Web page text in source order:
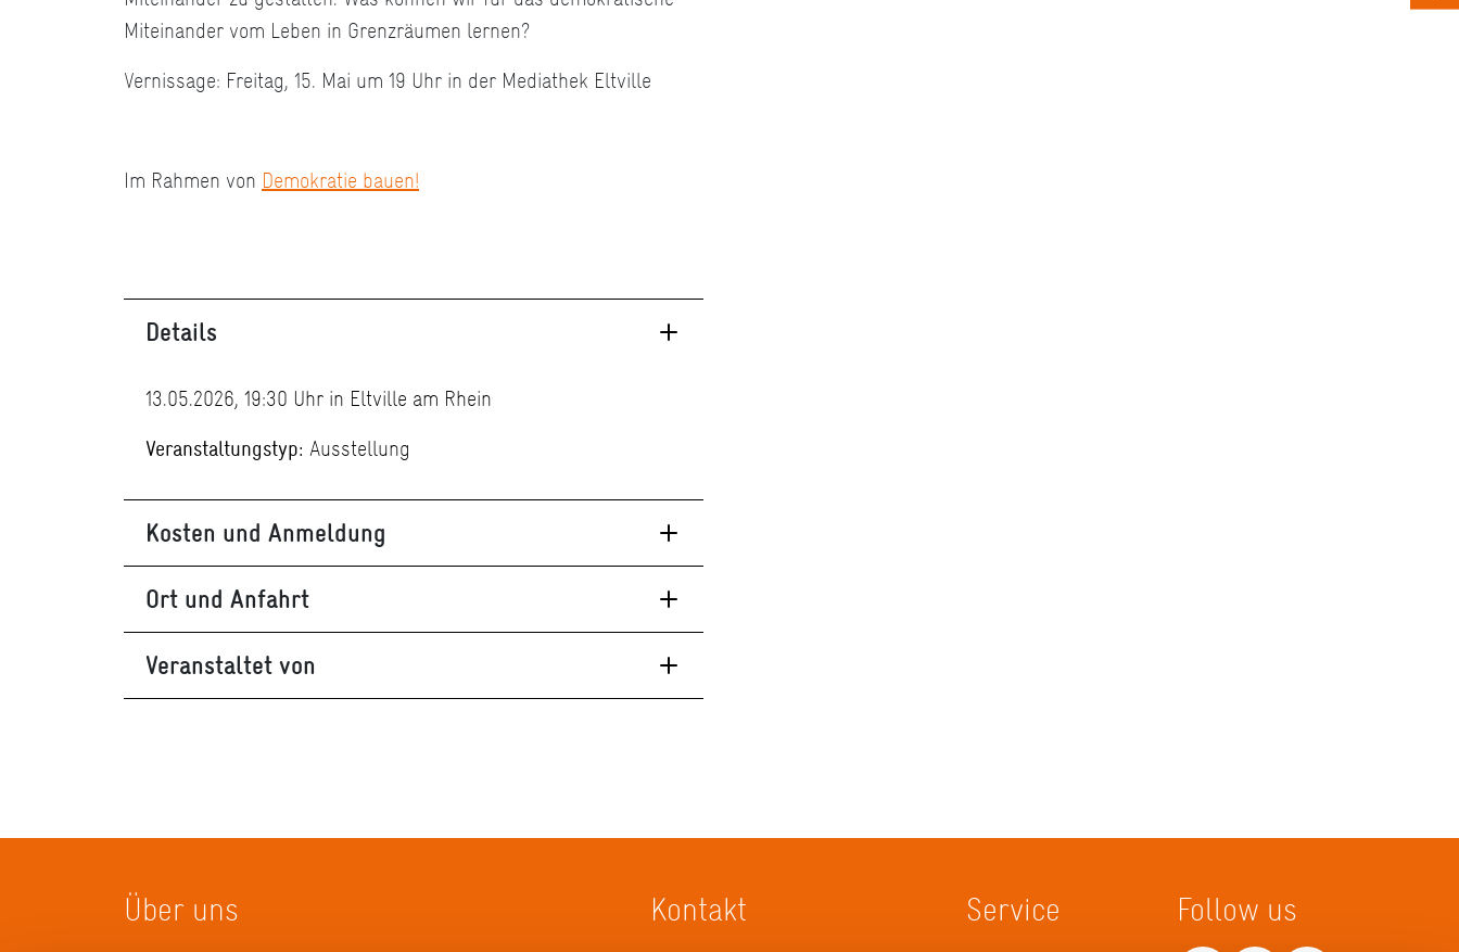
Miteinander vom Leben in Grenzräumen lernen?
Vernissage: Freitag, 15. Mai um 19 Uhr in der Mediathek Eltville
Im Rahmen von Demokratie bauen!
Details
13.05.2026, 19:30 Uhr in Eltville am Rhein
Veranstaltungstyp: Ausstellung
Kosten und Anmeldung
Ort und Anfahrt
Veranstaltet von
Über uns Kontakt Service Follow us